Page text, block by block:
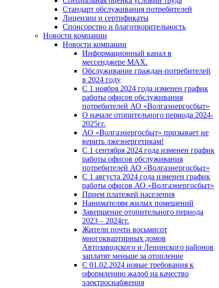
Стандарт обслуживания потребителей
Лицензии и сертификаты
Спонсорство и благотворительность
Новости компании
Новости компании
Информационный канал в
мессенджере MAX.
Обслуживание граждан-потребителей
в 2024 году
С 1 ноября 2024 года изменен график
работы офисов обслуживания
потребителей АО «Волгаэнергосбыт»
О начале отопительного периода 2024-
2025гг.
АО «Волгаэнергосбыт» призывает не
верить лжеэнергетикам!
С 1 сентября 2024 года изменен график
работы офисов обслуживания
потребителей АО «Волгаэнергосбыт»
С 1 августа 2024 года изменен график
работы офисов АО «Волгаэнергосбыт»
Прием платежей населения
Нанимателям жилых помещений
Завершение отопительного периода
2023 – 2024гг.
Жители почти восьмисот
многоквартирных домов
Автозаводского и Ленинского районов
заплатят меньше за отопление
С 01.02.2024 новые требования к
оформлению жалоб на качество
электроснабжения